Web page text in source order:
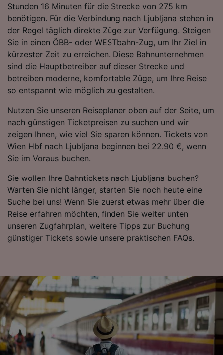
Stunden 16 Minuten für die Strecke von 275 km
benötigen. Für die Verbindung nach Ljubljana stehen in
der Regel täglich direkte Züge zur Verfügung. Steigen
Sie in einen ÖBB- oder WESTbahn-Zug, um Ihr Ziel in
kürzester Zeit zu erreichen. Diese Bahnunternehmen
sind die Hauptbetreiber auf dieser Strecke und
betreiben moderne, komfortable Züge, um Ihre Reise
so entspannt wie möglich zu gestalten.
Nutzen Sie unseren Reiseplaner oben auf der Seite, um
nach günstigen Ticketpreisen zu suchen und wir
zeigen Ihnen, wie viel Sie sparen können. Tickets von
Wien Hbf nach Ljubljana beginnen bei 22.90 €, wenn
Sie im Voraus buchen.
Sie wollen Ihre Bahntickets nach Ljubljana buchen?
Warten Sie nicht länger, starten Sie noch heute eine
Suche bei uns! Wenn Sie zuerst etwas mehr über die
Reise erfahren möchten, finden Sie weiter unten
unseren Zugfahrplan, weitere Tipps zur Buchung
günstiger Tickets sowie unsere praktischen FAQs.
Folgendes bereitzustellen:
Verwendung genauer Standortdaten.
Endgeräteeigenschaften zur Identifikation
aktiv abfragen. Speichern von oder Zugriff auf
Informationen auf einem Endgerät.
Personalisierte Werbung und Inhalte, Messung
von Werbeleistung und der Performance von
Inhalten, Zielgruppenforschung sowie
Entwicklung und Verbesserung von
Liste der Partner (Lieferanten)